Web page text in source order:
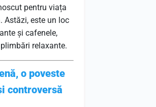
pentru viața
Astăzi, este un loc
și cafenele,
relaxante.
o poveste
controversă